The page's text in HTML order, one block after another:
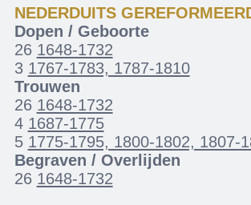
NEDERDUITS
Dopen / Geboorte
26 1648-1732
3 1767-1783, 1787-1810
Trouwen
26 1648-1732
4 1687-1775
5 1775-1795, 1800-1802, 1807-
Begraven / Overlijden
26 1648-1732